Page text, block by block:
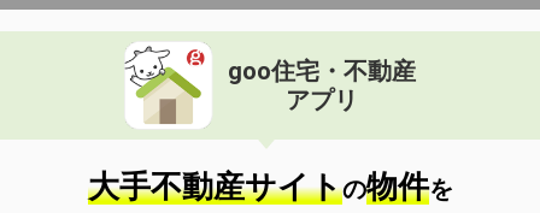
間取り
1K
愛媛県松山市居相６丁目
価 格
愛媛県松山市居相６丁目
専有面積
23.18m²
間取り
1K
goo住宅・不動産
アプリ
大手不動産サイトの物件を